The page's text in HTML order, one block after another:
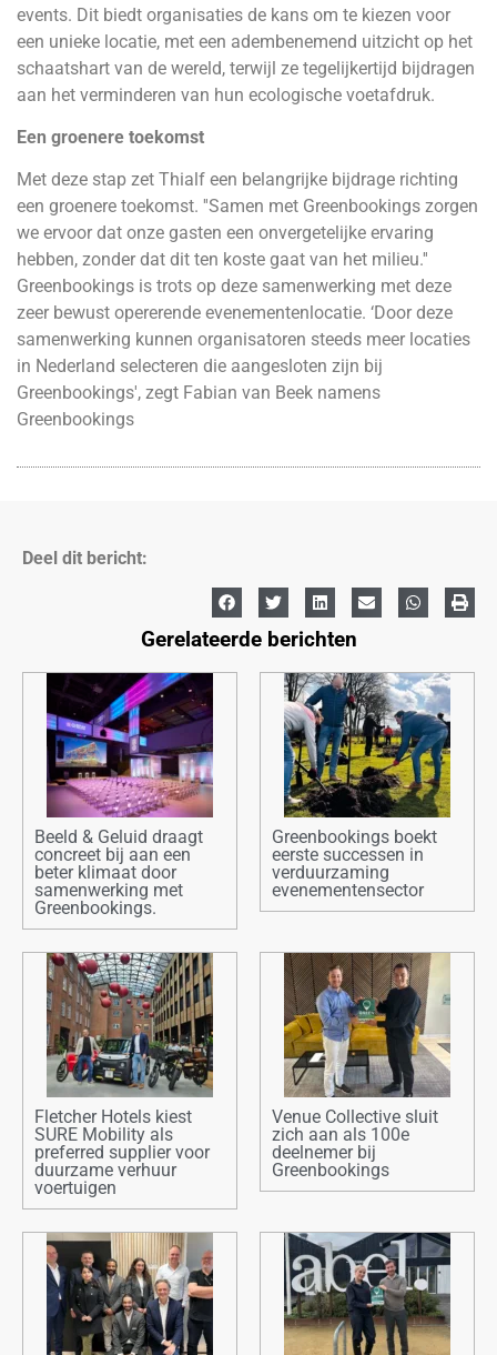
events. Dit biedt organisaties de kans om te kiezen voor
een unieke locatie, met een adembenemend uitzicht op het
schaatshart van de wereld, terwijl ze tegelijkertijd bijdragen
aan het verminderen van hun ecologische voetafdruk.
Een groenere toekomst
Met deze stap zet Thialf een belangrijke bijdrage richting
een groenere toekomst. ''Samen met Greenbookings zorgen
we ervoor dat onze gasten een onvergetelijke ervaring
hebben, zonder dat dit ten koste gaat van het milieu.''
Greenbookings is trots op deze samenwerking met deze
zeer bewust opererende evenementenlocatie. ‘Door deze
samenwerking kunnen organisatoren steeds meer locaties
in Nederland selecteren die aangesloten zijn bij
Greenbookings', zegt Fabian van Beek namens
Greenbookings
Deel dit bericht:
Gerelateerde berichten
Beeld & Geluid draagt
concreet bij aan een
beter klimaat door
samenwerking met
Greenbookings.
Greenbookings boekt
eerste successen in
verduurzaming
evenementensector
Fletcher Hotels kiest
SURE Mobility als
preferred supplier voor
duurzame verhuur
voertuigen
Venue Collective sluit
zich aan als 100e
deelnemer bij
Greenbookings